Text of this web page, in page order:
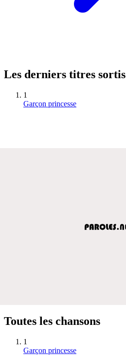
Les derniers titres sortis
1
Garçon princesse
Toutes les chansons
1
Garçon princesse